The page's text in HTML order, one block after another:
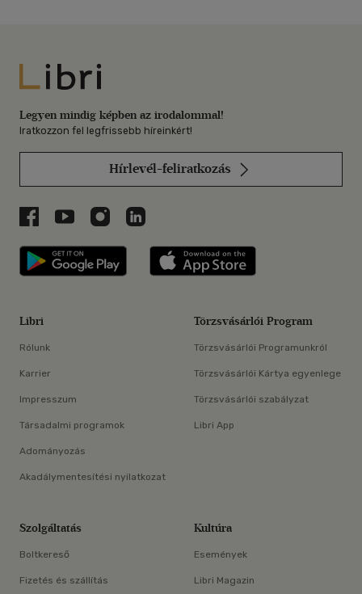
Libri
Legyen mindig képben az irodalommal!
Iratkozzon fel legfrissebb híreinkért!
Hírlevél-feliratkozás
Libri a Facebookon
Libri a Youtube-on
Libri az Instagramon
Libri a LinkedInen
Libri applikáció Szerezd meg: Google
Libri
Rólunk
Karrier
Impresszum
Társadalmi programok
Adományozás
Akadálymentesítési nyilatkozat
Törzsvásárlói Program
Törzsvásárlói Programunkról
Törzsvásárlói Kártya egyenlege
Törzsvásárlói szabályzat
Libri App
Szolgáltatás
Boltkereső
Fizetés és szállítás
Kultúra
Események
Libri Magazin